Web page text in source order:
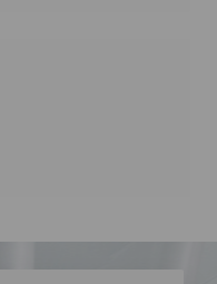
teilen
teilen